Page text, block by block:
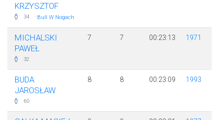
KRZYSZTOF
34 · Bull W Nogach
MICHALSKI
PAWEŁ
32
7 7 00:23:13 1971
BUDA
JAROSŁAW
60
8 8 00:23:09 1993